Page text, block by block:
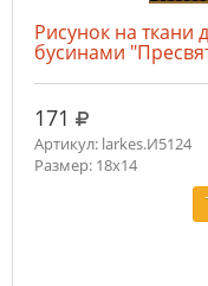
Рисунок на
бусинами
171 руб.
Артикул: larkes.И5124
Размер: 18х14